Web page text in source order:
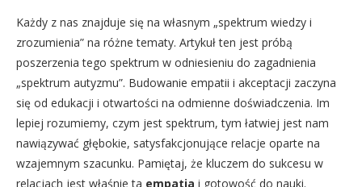
Każdy z nas znajduje się na własnym „spektrum wiedzy i
zrozumienia” na różne tematy. Artykuł ten jest próbą
poszerzenia tego spektrum w odniesieniu do zagadnienia
„spektrum autyzmu”. Budowanie empatii i akceptacji zaczyna
się od edukacji i otwartości na odmienne doświadczenia. Im
lepiej rozumiemy, czym jest spektrum, tym łatwiej jest nam
nawiązywać głębokie, satysfakcjonujące relacje oparte na
wzajemnym szacunku. Pamiętaj, że kluczem do sukcesu w
relacjach jest właśnie ta empatia i gotowość do nauki.